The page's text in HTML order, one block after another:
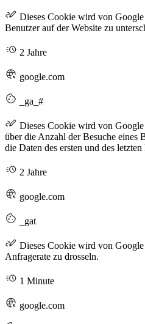
Dieses Cookie wird von
Benutzer auf der Website zu
2 Jahre
google.com
_ga_#
Dieses Cookie wird von
über die Anzahl der Besuche eines
die Daten des ersten und des
2 Jahre
google.com
_gat
Dieses Cookie wird von
Anfragerate zu drosseln.
1 Minute
google.com